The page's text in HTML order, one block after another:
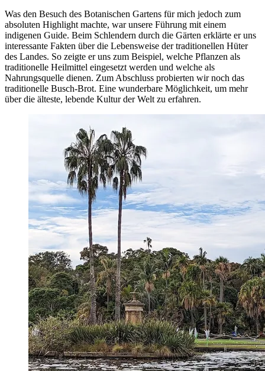
Was den Besuch des Botanischen Gartens für mich jedoch zum
absoluten Highlight machte, war unsere Führung mit einem
indigenen Guide. Beim Schlendern durch die Gärten erklärte er uns
interessante Fakten über die Lebensweise der traditionellen Hüter
des Landes. So zeigte er uns zum Beispiel, welche Pflanzen als
traditionelle Heilmittel eingesetzt werden und welche als
Nahrungsquelle dienen. Zum Abschluss probierten wir noch das
traditionelle Busch-Brot. Eine wunderbare Möglichkeit, um mehr
über die älteste, lebende Kultur der Welt zu erfahren.